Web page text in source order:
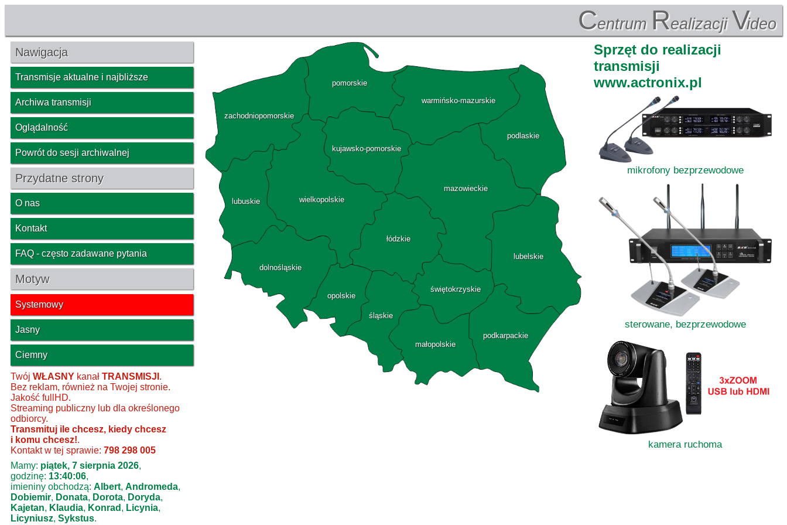
Centrum Realizacji Video
Nawigacja
Transmisje aktualne i najbliższe
Archiwa transmisji
Oglądalność
Powrót do sesji archiwalnej
Przydatne strony
O nas
Kontakt
FAQ - często zadawane pytania
Motyw
Systemowy
Jasny
Ciemny
Twój WŁASNY kanał TRANSMISJI .
Bez reklam, również na Twojej stronie.
Jakość fullHD.
Streaming publiczny lub dla określonego
odbiorcy.
Transmituj ile chcesz, kiedy chcesz
i komu chcesz!.
Kontakt w tej sprawie: 798 298 005
Mamy: piątek, 7 sierpnia 2026,
godzinę: 13:40:06,
imieniny obchodzą: Albert, Andromeda,
Dobiemir, Donata, Dorota, Doryda,
Kajetan, Klaudia, Konrad , Licynia,
Licyniusz, Sykstus.
zachodniopomorskie
pomorskie
warmińsko-mazurskie
lubuskie wielkopolskie
kujawsko-pomorskie
mazowieckie
podlaskie
dolnośląskie
łódzkie
lubelskie
opolskie
śląskie
świętokrzyskie
małopolskie
podkarpackie
Sprzęt do realizacji
transmisji
www.actronix.pl
mikrofony bezprzewodowe
sterowane, bezprzewodowe
kamera ruchoma